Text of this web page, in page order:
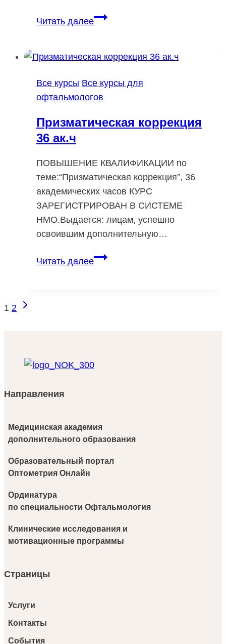
Читать далееСовременные
36
Все курсы Все курсы для
офтальмологов
Призматическая коррекция
36 ак.ч
ПОВЫШЕНИЕ КВАЛИФИКАЦИИ по
теме:“Призматическая коррекция”, 36
академических часов КУРС
ЗАРЕГИСТРИРОВАН В СИСТЕМЕ
НМО.Выдается: лицам, успешно
освоившим дополнительную…
Читать далееПризматическая
Навигация
страницам
1 2
Следующая
Направления
Медицинская академия
дополнительного образования
Образовательный портал
Оптометрия Онлайн
Ординатура
по специальности Офтальмология
Клинические исследования и
мотивационные программы
Страницы
Услуги
Контакты
События